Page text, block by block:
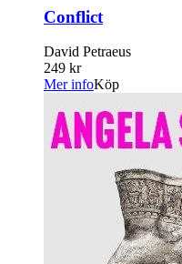
Conflict
David Petraeus
249 kr
Mer infoKöp